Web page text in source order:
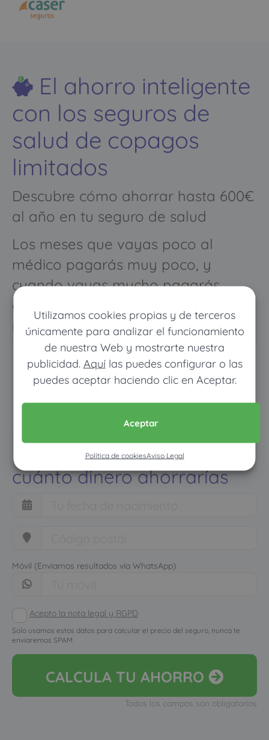
Utilizamos cookies propias y de terceros
únicamente para analizar el funcionamiento
de nuestra Web y mostrarte nuestra
publicidad. Aquílas puedes configurar o las
puedes aceptar haciendo clic en Aceptar.
Aceptar
Política de cookiesAviso Legal
El ahorro inteligente
con los seguros de
salud de copagos
limitados
Descubre cómo ahorrar hasta 600€
al año en tu seguro de salud
Los meses que vayas poco al
médico pagarás muy poco, y
cuando vayas mucho pagarás
como con un seguro médico
normal
Pon tus datos y descubre
cuánto dinero ahorrarías
Móvil (Enviamos resultados vía WhatsApp)
Acepto la nota legal y RGPD
Solo usamos estos datos para calcular el precio del seguro, nunca te
enviaremos SPAM
CALCULA TU AHORRO
Todos los campos son obligatorios